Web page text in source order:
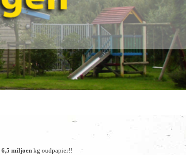
6,5 miljoen kg oudpapier!!